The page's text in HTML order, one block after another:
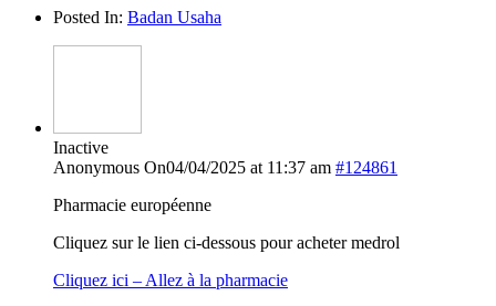
Posted In: Badan Usaha
Inactive
Anonymous On04/04/2025 at 11:37 am #124861
Pharmacie européenne
Cliquez sur le lien ci-dessous pour acheter medrol
Cliquez ici – Allez à la pharmacie